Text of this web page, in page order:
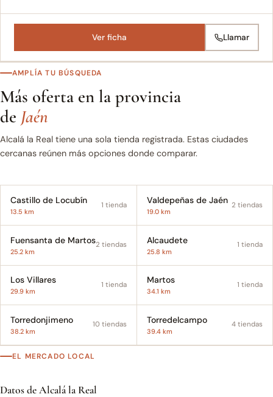
Ver ficha Llamar
AMPLÍA TU BÚSQUEDA
Más oferta en la provincia
de Jaén
Alcalá la Real tiene una sola tienda registrada. Estas ciudades
cercanas reúnen más opciones donde comparar.
Castillo de Locubín
13.5 km
1 tienda Valdepeñas de Jaén
19.0 km
2 tiendas
Fuensanta de Martos
25.2 km
2 tiendas Alcaudete
25.8 km
1 tienda
Los Villares
29.9 km
1 tienda Martos
34.1 km
1 tienda
Torredonjimeno
38.2 km
10 tiendas Torredelcampo
39.4 km
4 tiendas
EL MERCADO LOCAL
Datos de Alcalá la Real